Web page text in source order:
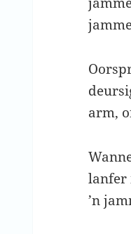
arm,
lanfer
’n